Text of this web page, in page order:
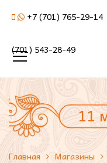
+7 (701) 765-29-14
(701) 543-28-49
11
Главная Магазины